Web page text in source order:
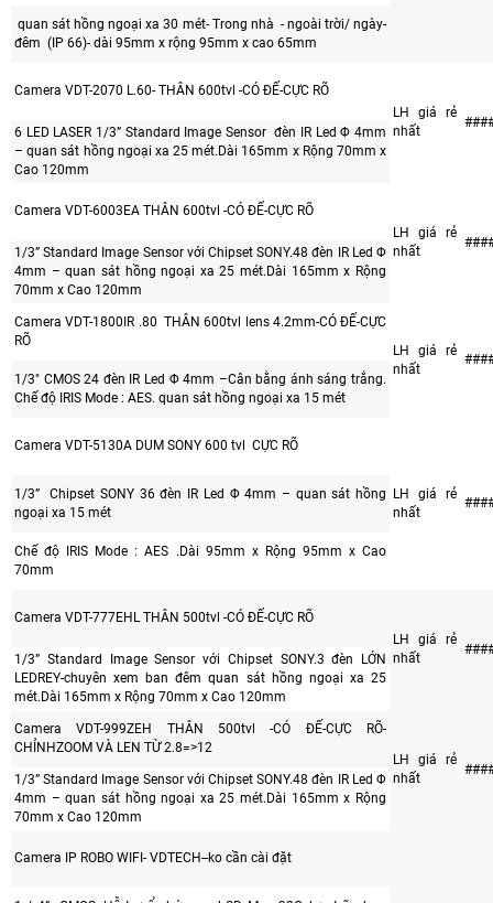
quan sát hồng ngoại xa 30 mét- Trong nhà - ngoài trời/ ngày-
đêm (IP 66)- dài 95mm x rộng 95mm x cao 65mm
Camera VDT-2070 L.60- THÂN 600tvl -CÓ ĐẾ-CỰC RÕ
LH giá rẻ
nhất
6 LED LASER 1/3” Standard Image Sensor đèn IR Led Φ 4mm
– quan sát hồng ngoại xa 25 mét.Dài 165mm x Rộng 70mm x
Cao 120mm
Camera VDT-6003EA THÂN 600tvl -CÓ ĐẾ-CỰC RÕ
LH giá rẻ
nhất
1/3” Standard Image Sensor với Chipset SONY.48 đèn IR Led Φ
4mm – quan sát hồng ngoại xa 25 mét.Dài 165mm x Rộng
70mm x Cao 120mm
Camera VDT-1800IR .80 THÂN 600tvl lens 4.2mm-CÓ ĐẾ-CỰC
RÕ
LH giá rẻ
nhất
1/3" CMOS 24 đèn IR Led Φ 4mm –Cân bằng ánh sáng trắng.
Chế độ IRIS Mode : AES. quan sát hồng ngoại xa 15 mét
Camera VDT-5130A DUM SONY 600 tvl CỰC RÕ
LH giá rẻ
nhất
1/3” Chipset SONY 36 đèn IR Led Φ 4mm – quan sát hồng
ngoại xa 15 mét
Chế độ IRIS Mode : AES .Dài 95mm x Rộng 95mm x Cao
70mm
Camera VDT-777EHL THÂN 500tvl -CÓ ĐẾ-CỰC RÕ
LH giá rẻ
nhất
1/3” Standard Image Sensor với Chipset SONY.3 đèn LỚN
LEDREY-chuyên xem ban đêm quan sát hồng ngoại xa 25
mét.Dài 165mm x Rộng 70mm x Cao 120mm
Camera VDT-999ZEH THÂN 500tvl -CÓ ĐẾ-CỰC RÕ-
CHỈNHZOOM VÀ LEN TỪ 2.8=>12
LH giá rẻ
nhất
1/3” Standard Image Sensor với Chipset SONY.48 đèn IR Led Φ
4mm – quan sát hồng ngoại xa 25 mét.Dài 165mm x Rộng
70mm x Cao 120mm
Camera IP ROBO WIFI- VDTECH--ko cần cài đặt